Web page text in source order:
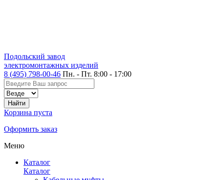
Подольский завод
электромонтажных изделий
8 (495) 798-00-46 Пн. - Пт. 8:00 - 17:00
Корзина пуста
Оформить заказ
Меню
Каталог
Каталог